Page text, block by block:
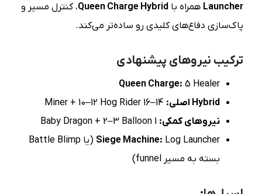
Launcher همراه باQueen Charge Hybrid، کنترل مسیر و
پاک‌سازی دفاع‌های کلیدی رو ساده‌تر می‌کند.
ترکیب نیروهای پیشنهادی
Queen Charge: 5 Healer
Hybrid اصلی:
نیروهای کمکی:
1 Baby Dragon + 2–3 Balloon
Siege Machine:
Log Launcher (یا Battle Blimp
بسته به مسیر funnel)